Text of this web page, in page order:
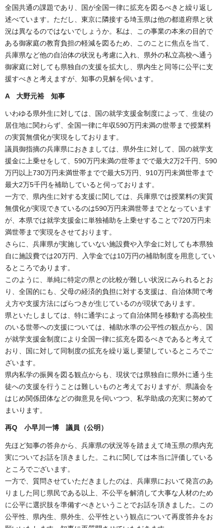
全国共通の課題であり、国が全国一律に拡充を図るべきと繰り返し
述べています。ただし、東京に隣接する埼玉県は他の都道府県と状
況は異なるのではないでしょうか。私は、この事業の本来の目的で
ある御家庭の教育負担の軽減を図るため、このことに焦点を当て、
兵庫県など他の自治体の状況も考慮に入れ、県外の私立高校へ通う
御家庭に対しても県独自の支援を拡大し、県内生と同等に公平に支
援すべきと考えますが、知事の見解を伺います。
A 大野元裕 知事
いわゆる県外生に対しては、国の就学支援金制度によって、生徒の
居住地に関わらず、全国一律に年収590万円未満の世帯まで授業料
の実質無償化が実現をしております。
議員御指摘の兵庫県におきましては、県外生に対して、国の就学支
援金に上乗せをして、590万円未満の世帯までで最大2万2千円、590
万円以上730万円未満世帯までで最大5万円、910万円未満世帯まで
最大2万5千円を補助していると伺っております。
一方で、県内生に対する支援に関しては、兵庫県では授業料の実質
無償化が実現できているのは590万円未満世帯までとなっています
が、本県では就学支援金に単独補助を上乗せすることで720万円未
満世帯まで実現をさせております。
さらに、兵庫県が実施していない施設費や入学金に対しても本県独
自に施設費では20万円、入学金では10万円の補助制度を用意してい
るところであります。
このように、単純に特定の県との比較が難しい状況にみられるとお
り、全国的にも、父母の経済的負担に対する支援は、自治体間で考
え方や支援方法にばらつきが生じているのが現状であります。
県といたしましては、特に通学によって自治体間を移動する高校生
のいる世帯への支援については、補助水準の公平性の観点から、国
が就学支援金制度により全国一律に拡充を図るべきであると考えて
おり、国に対して同制度の拡充を繰り返し要望しているところでご
ざいます。
県内私学の振興を図る観点からも、現状では県独自に県外に通う生
徒への支援を行うことは難しいものと考えておりますが、県議会を
はじめ関係団体などの御意見を伺いつつ、私学助成の充実に努めて
まいります。
再Q 小早川一博 議員（公明）
先ほど知事の答弁から、兵庫県の状況等を踏まえて埼玉県の県内充
実についてお話を頂きました。これに関しては本当に評価している
ところでございます。
一方で、質問させていただきましたのは、兵庫県において発言のあ
りました同じ県民である以上、不公平を解消して大事な人材のため
に公平に選択肢を準備すべきということでお話を頂きました。この
公平性、県内生、県外生、公平性という観点について再度答弁をお